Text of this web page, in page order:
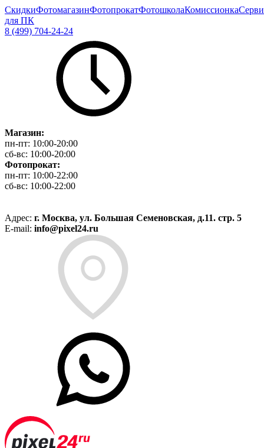
СкидкиФотомагазинФотопрокатФотошколаКомиссионка
для ПК
8 (499) 704-24-24
Магазин:
пн-пт: 10:00-20:00
сб-вс: 10:00-20:00
Фотопрокат:
пн-пт: 10:00-22:00
сб-вс: 10:00-22:00
Адрес: г. Москва, ул. Большая Семеновская, д.11. стр. 5
E-mail: info@pixel24.ru